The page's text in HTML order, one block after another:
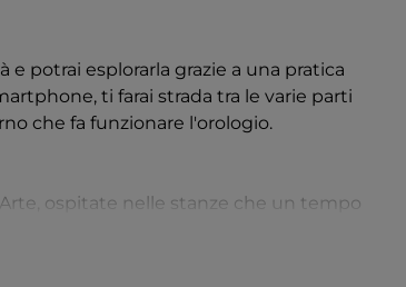
e potrai esplorarla grazie a una pratica
ti farai strada tra le varie parti
che fa funzionare l'orologio.
ospitate nelle stanze che un tempo